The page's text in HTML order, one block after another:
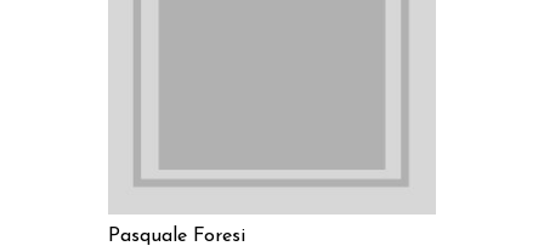
Pasquale Foresi